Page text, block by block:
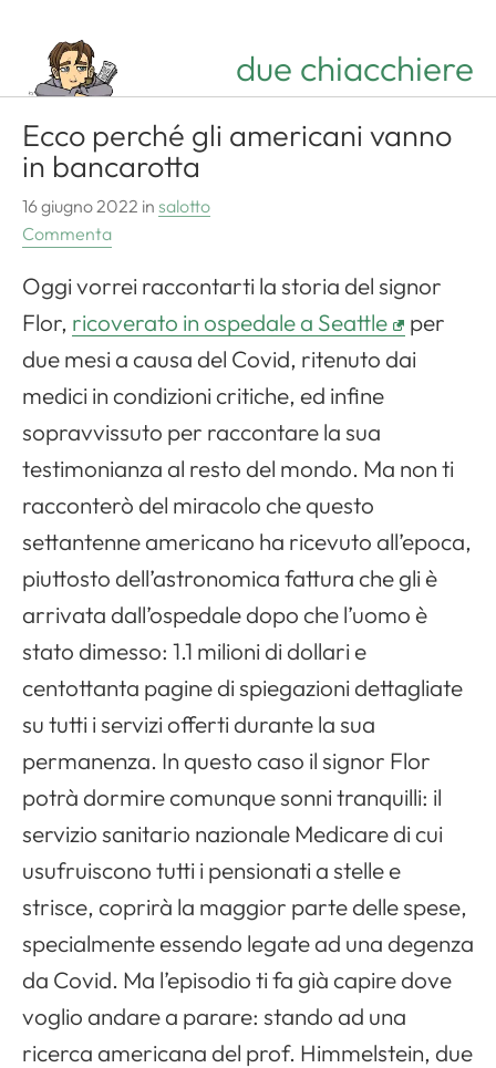
due chiacchiere
Ecco perché gli americani vanno
in bancarotta
16 giugno 2022 in salotto
Commenta
Oggi vorrei raccontarti la storia del signor
Flor, ricoverato in ospedale a Seattle
per
due mesi a causa del Covid, ritenuto dai
medici in condizioni critiche, ed infine
sopravvissuto per raccontare la sua
testimonianza al resto del mondo. Ma non ti
racconterò del miracolo che questo
settantenne americano ha ricevuto all’epoca,
piuttosto dell’astronomica fattura che gli è
arrivata dall’ospedale dopo che l’uomo è
stato dimesso: 1.1 milioni di dollari e
centottanta pagine di spiegazioni dettagliate
su tutti i servizi offerti durante la sua
permanenza. In questo caso il signor Flor
potrà dormire comunque sonni tranquilli: il
servizio sanitario nazionale Medicare di cui
usufruiscono tutti i pensionati a stelle e
strisce, coprirà la maggior parte delle spese,
specialmente essendo legate ad una degenza
da Covid. Ma l’episodio ti fa già capire dove
voglio andare a parare: stando ad una
ricerca americana del prof. Himmelstein, due